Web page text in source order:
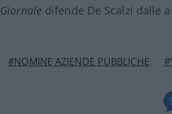
difende De Scalzi dalle
#NOMINE AZIENDE PUBBLICHE